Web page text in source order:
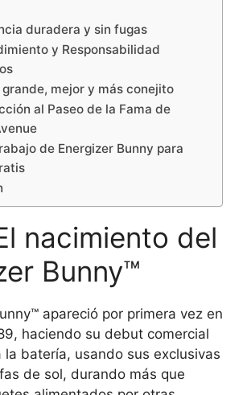
duradera y sin fugas
y Responsabilidad
grande, mejor y más conejito
al Paseo de la Fama de
de Energizer Bunny para
nacimiento del
Bunny™
apareció por primera vez en
haciendo su debut comercial
batería, usando sus exclusivas
de sol, durando más que